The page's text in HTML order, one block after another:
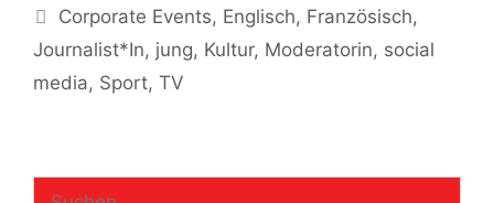
Kategorien
Corporate Events, Englisch, Französisch,
Journalist*In, jung, Kultur, Moderatorin, social
media, Sport, TV
Suchen